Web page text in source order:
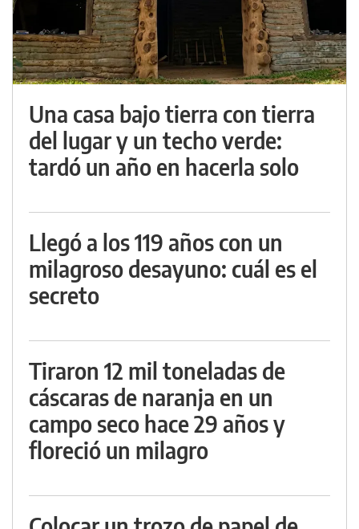
Una casa bajo tierra con tierra
del lugar y un techo verde:
tardó un año en hacerla solo
Llegó a los 119 años con un
milagroso desayuno: cuál es el
secreto
Tiraron 12 mil toneladas de
cáscaras de naranja en un
campo seco hace 29 años y
floreció un milagro